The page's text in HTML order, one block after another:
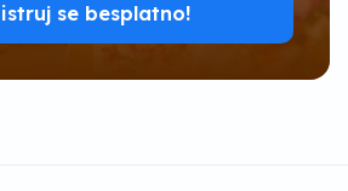
se besplatno!